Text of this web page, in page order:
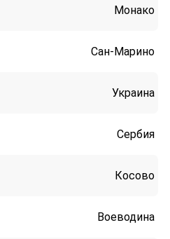
Монако
Сан-Марино
Украина
Сербия
Косово
Воеводина